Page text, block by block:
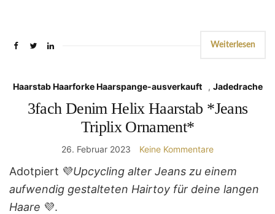
Weiterlesen
Haarstab Haarforke Haarspange-ausverkauft , Jadedrache
3fach Denim Helix Haarstab *Jeans
Triplix Ornament*
26. Februar 2023 Keine Kommentare
Adotpiert 💜Upcycling alter Jeans zu einem
aufwendig gestalteten Hairtoy für deine langen
Haare 💜.